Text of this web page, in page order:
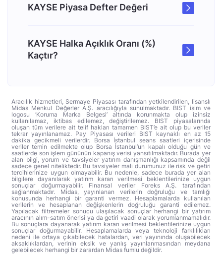
KAYSE Piyasa Defter Değeri
KAYSE Halka Açıklık Oranı (%)
Kaçtır?
Aracılık hizmetleri, Sermaye Piyasası tarafından yetkilendirilen, lisanslı
Midas Menkul Değerler A.Ş. aracılığıyla sunulmaktadır. BIST isim ve
logosu ‘Koruma Marka Belgesi’ altında korunmakta olup izinsiz
kullanılamaz, iktibas edilemez, değiştirilemez. BIST piyasalarında
oluşan tüm verilere ait telif hakları tamamen BIST’e ait olup bu veriler
tekrar yayınlanamaz. Pay Piyasası verileri BIST kaynaklı en az 15
dakika gecikmeli verilerdir. Borsa İstanbul seans saatleri içerisinde
veriler temin edilmekte olup Borsa İstanbul’un kapalı olduğu gün ve
saatlerde son işlem gününün kapanış verisi yansıtılmaktadır. Burada yer
alan bilgi, yorum ve tavsiyeler yatırım danışmanlığı kapsamında değil
sadece genel niteliktedir. Bu tavsiyeler mali durumunuz ile risk ve getiri
tercihlerinize uygun olmayabilir. Bu nedenle, sadece burada yer alan
bilgilere dayanılarak yatırım kararı verilmesi beklentilerinize uygun
sonuçlar doğurmayabilir. Finansal veriler Foreks A.Ş. tarafından
sağlanmaktadır. Midas, yayınlanan verilerin doğruluğu ve tamlığı
konusunda herhangi bir garanti vermez. Hesaplamalarda kullanılan
verilerin ve hesaplanan değişkenlerin doğruluğu garanti edilemez.
Yapılacak filtremeler sonucu ulaşılacak sonuçlar herhangi bir yatırım
aracının alım-satım önerisi ya da getiri vaadi olarak yorumlanmamalıdır.
Bu sonuçlara dayanarak yatırım kararı verilmesi beklentilerinize uygun
sonuçlar doğurmayabilir. Hesaplamalarda veya teknoloji farklılıkları
nedeni ile ortaya çıkabilecek hatalardan, veri yayınında oluşabilecek
aksaklıklardan, verinin eksik ve yanlış yayınlanmasından meydana
gelebilecek herhangi bir zarardan Midas fumlu değildir.